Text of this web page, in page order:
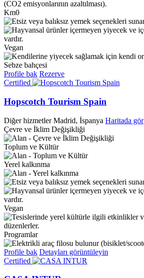
Km0
Vegan
Sebze bahçesi
Profile bak Rezerve
Certified
Hopscotch Tourism Spain
Diğer hizmetler Madrid, İspanya Haritada gör
Çevre ve İklim Değişikliği
Toplum ve Kültür
Yerel kalkınma
Vegan
Programlar
Profile bak Detayları görüntüleyin
Certified